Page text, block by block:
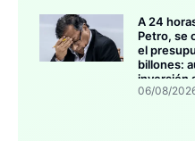
A 24
Petro, se
el
billones:
inversión
06/08/